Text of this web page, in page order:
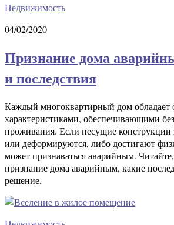
Недвижимость
04/02/2020
Признание дома
и последствия
Каждый многоквартирный дом обладает
характеристиками, обеспечивающими
проживания. Если несущие конструкции
или деформируются, либо достигают
может признаваться аварийным.
признание дома аварийным, какие
решение.